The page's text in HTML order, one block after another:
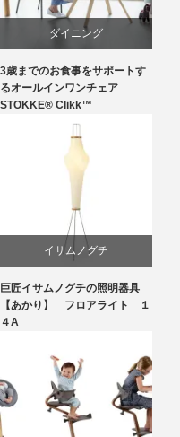
ダイニング
椅子
3歳までのお食事をサポートす
るオールインワンチェア
STOKKE® Clikk™
イサムノグチ
国産
巨匠イサムノグチの照明器具
【あかり】 フロアライト １
４A